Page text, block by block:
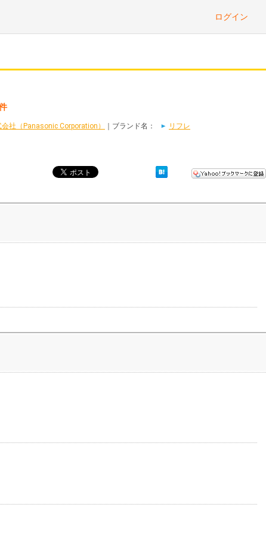
ログイン
社（Panasonic Corporation） ｜ブランド名： リフレ